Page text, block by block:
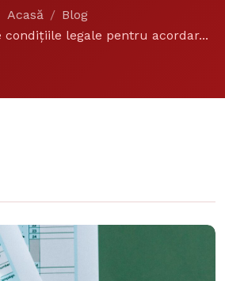
Acasă
Blog
legale pentru acordar...